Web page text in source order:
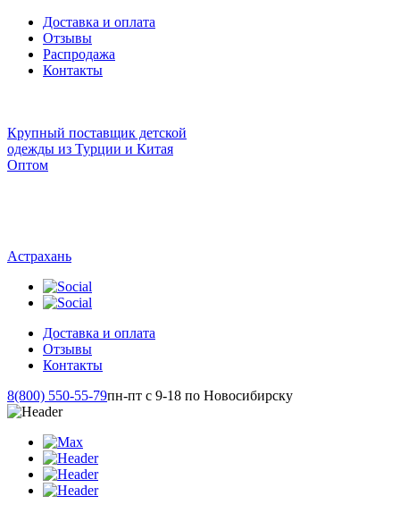
Доставка и оплата
Отзывы
Распродажа
Контакты
Крупный поставщик детской
одежды из Турции и Китая
Оптом
Астрахань
Доставка и оплата
Отзывы
Контакты
8(800) 550-55-79пн-пт с 9-18 по Новосибирску